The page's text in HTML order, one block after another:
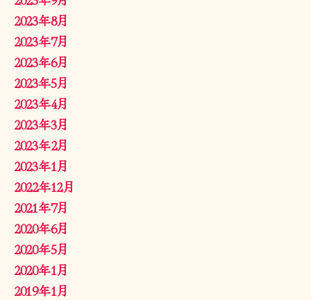
2023年8月
2023年7月
2023年6月
2023年5月
2023年4月
2023年3月
2023年2月
2023年1月
2022年12月
2021年7月
2020年6月
2020年5月
2020年1月
2019年1月